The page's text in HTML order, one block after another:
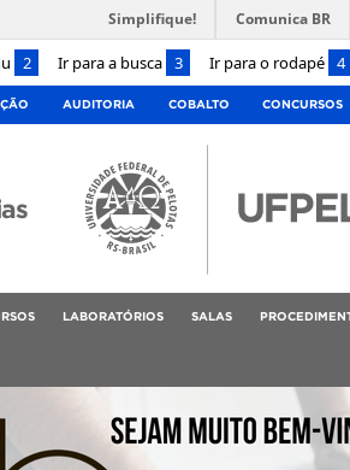
2 Ir para a busca 3 Ir para o rodapé 4
Simplifique! Comunica BR
AUDITORIA COBALTO CONCURSOS
LABORATÓRIOS SALAS